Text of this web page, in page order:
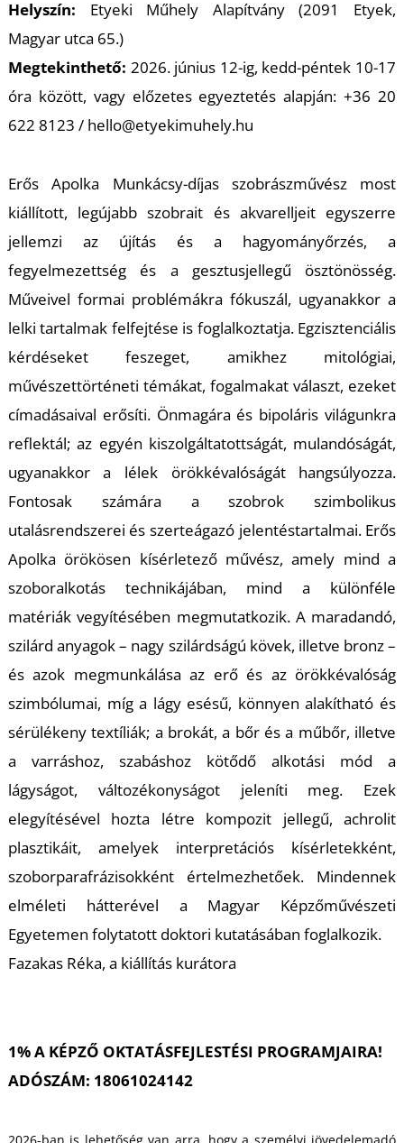
Helyszín: Etyeki Műhely Alapítvány (2091 Etyek,
Magyar utca 65.)
Megtekinthető: 2026. június 12-ig, kedd-péntek 10-17
óra között, vagy előzetes egyeztetés alapján: +36 20
622 8123 / hello@etyekimuhely.hu
Erős Apolka Munkácsy-díjas szobrászművész most
kiállított, legújabb szobrait és akvarelljeit egyszerre
jellemzi az újítás és a hagyományőrzés, a
fegyelmezettség és a gesztusjellegű ösztönösség.
Műveivel formai problémákra fókuszál, ugyanakkor a
lelki tartalmak felfejtése is foglalkoztatja. Egzisztenciális
kérdéseket feszeget, amikhez mitológiai,
művészettörténeti témákat, fogalmakat választ, ezeket
címadásaival erősíti. Önmagára és bipoláris világunkra
reflektál; az egyén kiszolgáltatottságát, mulandóságát,
ugyanakkor a lélek örökkévalóságát hangsúlyozza.
Fontosak számára a szobrok szimbolikus
utalásrendszerei és szerteágazó jelentéstartalmai. Erős
Apolka örökösen kísérletező művész, amely mind a
szoboralkotás technikájában, mind a különféle
matériák vegyítésében megmutatkozik. A maradandó,
szilárd anyagok – nagy szilárdságú kövek, illetve bronz –
és azok megmunkálása az erő és az örökkévalóság
szimbólumai, míg a lágy esésű, könnyen alakítható és
sérülékeny textíliák; a brokát, a bőr és a műbőr, illetve
a varráshoz, szabáshoz kötődő alkotási mód a
lágyságot, változékonyságot jeleníti meg. Ezek
elegyítésével hozta létre kompozit jellegű, achrolit
plasztikáit, amelyek interpretációs kísérletekként,
szoborparafrázisokként értelmezhetőek. Mindennek
elméleti hátterével a Magyar Képzőművészeti
Egyetemen folytatott doktori kutatásában foglalkozik.
Fazakas Réka, a kiállítás kurátora
1% A KÉPZŐ OKTATÁSFEJLESTÉSI PROGRAMJAIRA!
ADÓSZÁM: 18061024142